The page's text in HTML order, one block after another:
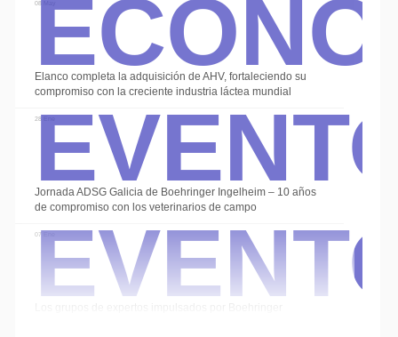
08 May
Elanco completa la adquisición de AHV, fortaleciendo su
compromiso con la creciente industria láctea mundial
28 Ene
Jornada ADSG Galicia de Boehringer Ingelheim – 10 años
de compromiso con los veterinarios de campo
07 Ene